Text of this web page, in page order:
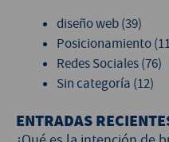
diseño web(39)
Posicionamiento
Redes Sociales(76)
Sin categoría (12)
ENTRADAS